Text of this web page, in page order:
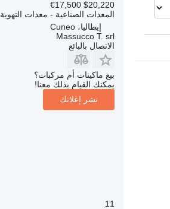
$20,220
€17,500
المعدات الصناعية - معدات التهوية
إيطاليا، Cuneo
Massucco T. srl
الاتصال بالبائع
بيع ماكينات أم مركبات؟
يمكنك القيام بذلك معنا!
نشر إعلانك
11